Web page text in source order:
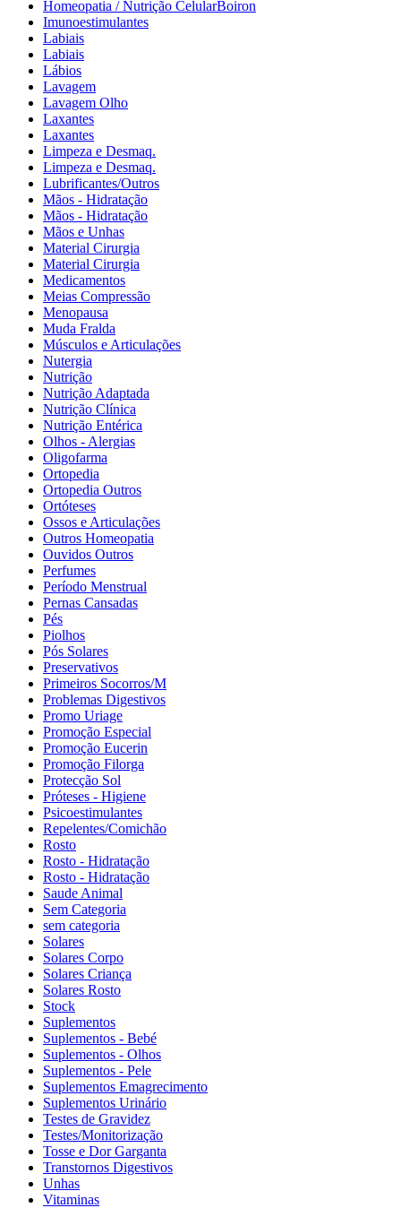
Homeopatia / Nutrição CelularBoiron
Imunoestimulantes
Labiais
Labiais
Lábios
Lavagem
Lavagem Olho
Laxantes
Laxantes
Limpeza e Desmaq.
Limpeza e Desmaq.
Lubrificantes/Outros
Mãos - Hidratação
Mãos - Hidratação
Mãos e Unhas
Material Cirurgia
Material Cirurgia
Medicamentos
Meias Compressão
Menopausa
Muda Fralda
Músculos e Articulações
Nutergia
Nutrição
Nutrição Adaptada
Nutrição Clínica
Nutrição Entérica
Olhos - Alergias
Oligofarma
Ortopedia
Ortopedia Outros
Ortóteses
Ossos e Articulações
Outros Homeopatia
Ouvidos Outros
Perfumes
Período Menstrual
Pernas Cansadas
Pés
Piolhos
Pós Solares
Preservativos
Primeiros Socorros/M
Problemas Digestivos
Promo Uriage
Promoção Especial
Promoção Eucerin
Promoção Filorga
Protecção Sol
Próteses - Higiene
Psicoestimulantes
Repelentes/Comichão
Rosto
Rosto - Hidratação
Rosto - Hidratação
Saude Animal
Sem Categoria
sem categoria
Solares
Solares Corpo
Solares Criança
Solares Rosto
Stock
Suplementos
Suplementos - Bebé
Suplementos - Olhos
Suplementos - Pele
Suplementos Emagrecimento
Suplementos Urinário
Testes de Gravidez
Testes/Monitorização
Tosse e Dor Garganta
Transtornos Digestivos
Unhas
Vitaminas